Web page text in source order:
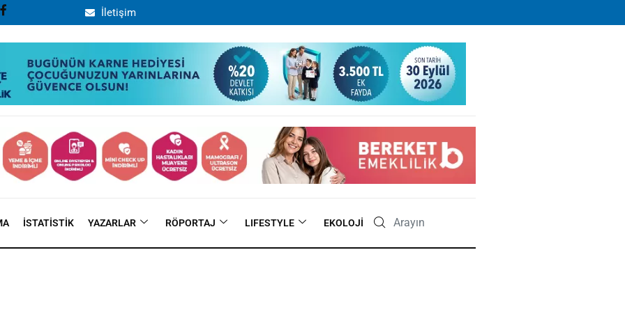
İletişim
İSTATISTIK YAZARLAR RÖPORTAJ LIFESTYLE EKOLOJI